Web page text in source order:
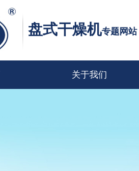
盘式干燥机专题网站
关于我们